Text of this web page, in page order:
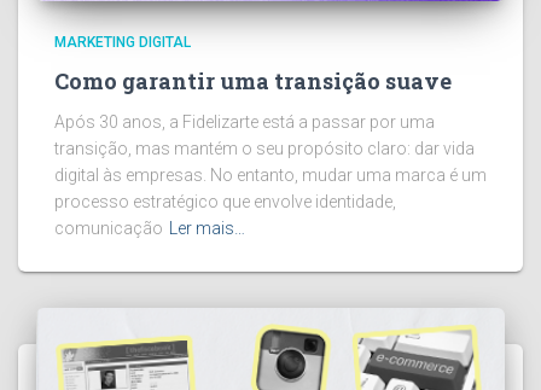
MARKETING DIGITAL
Como garantir uma transição suave
Após 30 anos, a Fidelizarte está a passar por uma
transição, mas mantém o seu propósito claro: dar vida
digital às empresas. No entanto, mudar uma marca é um
processo estratégico que envolve identidade,
comunicação
Ler mais…